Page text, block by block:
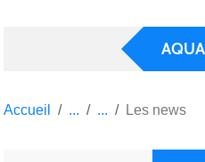
Accueil Les news